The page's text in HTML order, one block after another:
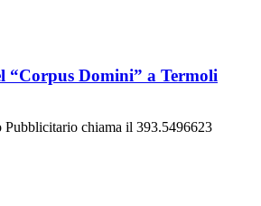
“Corpus Domini” a Termoli
chiama il 393.5496623